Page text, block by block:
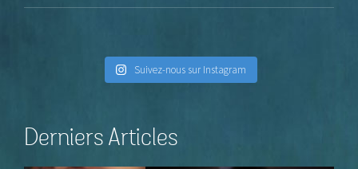
Suivez-nous sur Instagram
Derniers Articles